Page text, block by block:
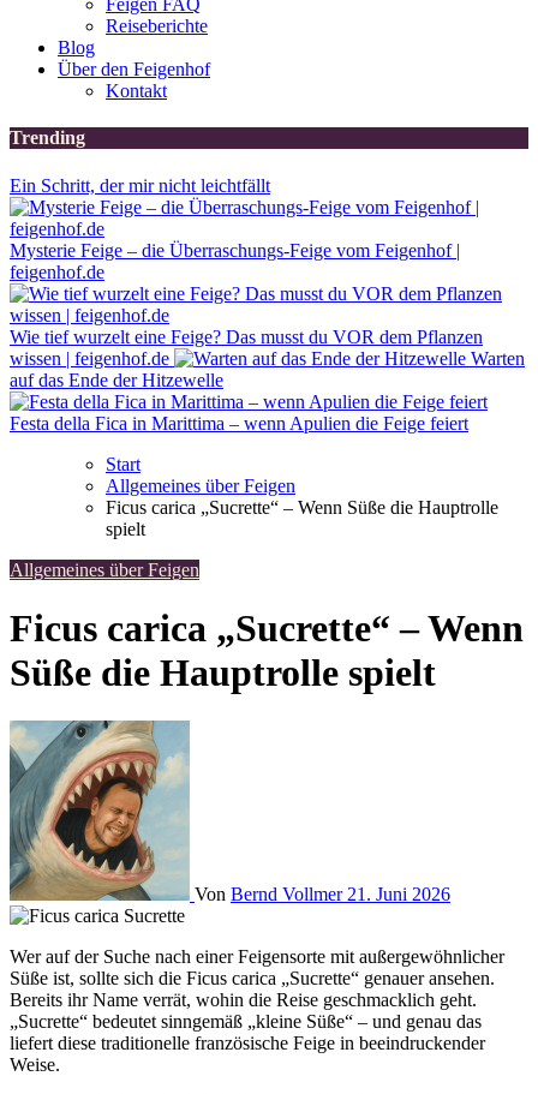
Feigen FAQ
Reiseberichte
Blog
Über den Feigenhof
Kontakt
Trending
Ein Schritt, der mir nicht leichtfällt
Mysterie Feige – die Überraschungs-Feige vom Feigenhof |
feigenhof.de
Wie tief wurzelt eine Feige? Das musst du VOR dem Pflanzen
wissen | feigenhof.de
Warten
auf das Ende der Hitzewelle
Festa della Fica in Marittima – wenn Apulien die Feige feiert
Start
Allgemeines über Feigen
Ficus carica „Sucrette“ – Wenn Süße die Hauptrolle
spielt
Allgemeines über Feigen
Ficus carica „Sucrette“ – Wenn
Süße die Hauptrolle spielt
Von Bernd Vollmer21. Juni 2026
Wer auf der Suche nach einer Feigensorte mit außergewöhnlicher
Süße ist, sollte sich die Ficus carica „Sucrette“ genauer ansehen.
Bereits ihr Name verrät, wohin die Reise geschmacklich geht.
„Sucrette“ bedeutet sinngemäß „kleine Süße“ – und genau das
liefert diese traditionelle französische Feige in beeindruckender
Weise.